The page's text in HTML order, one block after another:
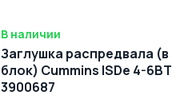
В наличии
Заглушка распредвала (в
блок) Cummins ISDe 4-6BT
3900687